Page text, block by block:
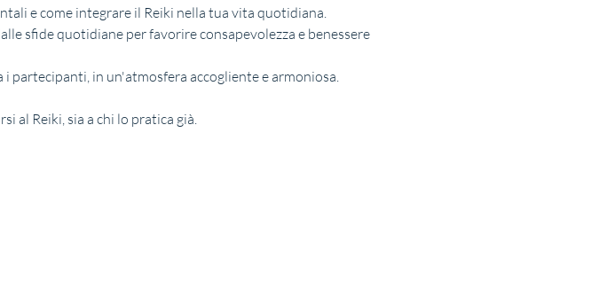
e come integrare il Reiki nella tua vita quotidiana.
sfide quotidiane per favorire consapevolezza e benessere
partecipanti, in un'atmosfera accogliente e armoniosa.
al Reiki, sia a chi lo pratica già.